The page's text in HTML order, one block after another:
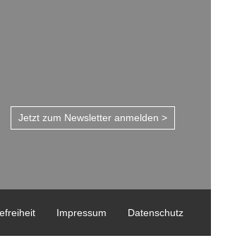
Jetzt zum Newsletter anmelden >
Datenschutz
Impressum